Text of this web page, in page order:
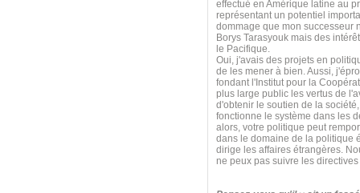
effectué en Amérique latine au
représentant un potentiel
dommage que mon successeur
Borys Tarasyouk mais des
le Pacifique.
Oui, j'avais des projets en
de les mener à bien. Aussi,
fondant l'Institut pour la
plus large public les vertus de
d'obtenir le soutien de la
fonctionne le système dans les
alors, votre politique peut
dans le domaine de la politique
dirige les affaires étrangères.
ne peux pas suivre les